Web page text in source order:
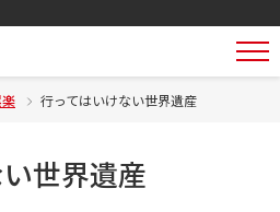
行ってはいけない世界遺産
世界遺産